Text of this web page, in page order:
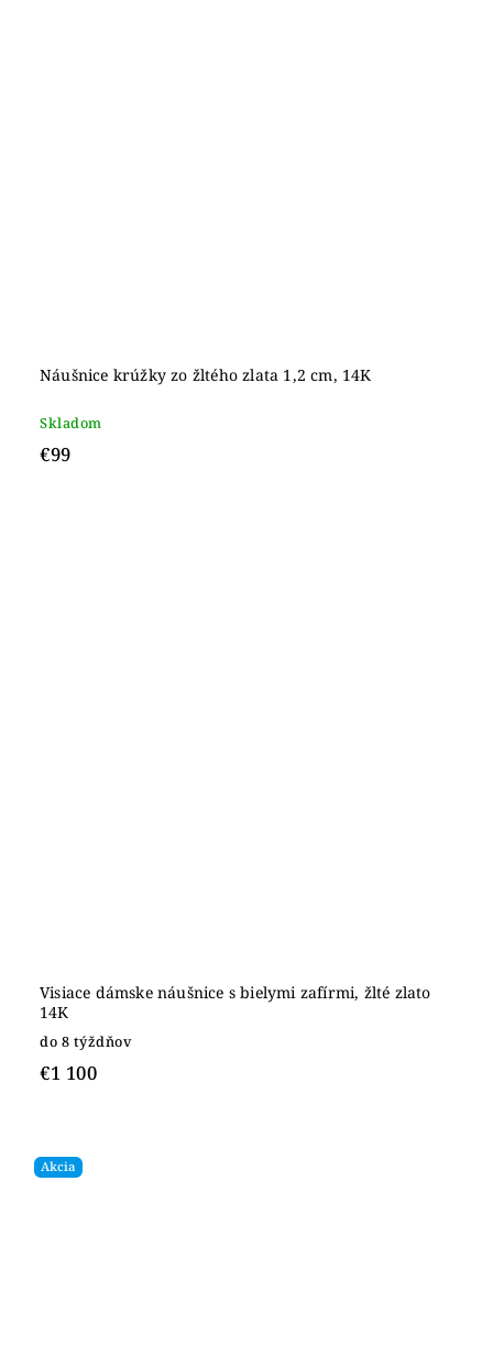
Náušnice krúžky zo žltého zlata 1,2 cm, 14K
Skladom
€99
Visiace dámske náušnice s bielymi zafírmi, žlté zlato
14K
do 8 týždňov
€1 100
Akcia